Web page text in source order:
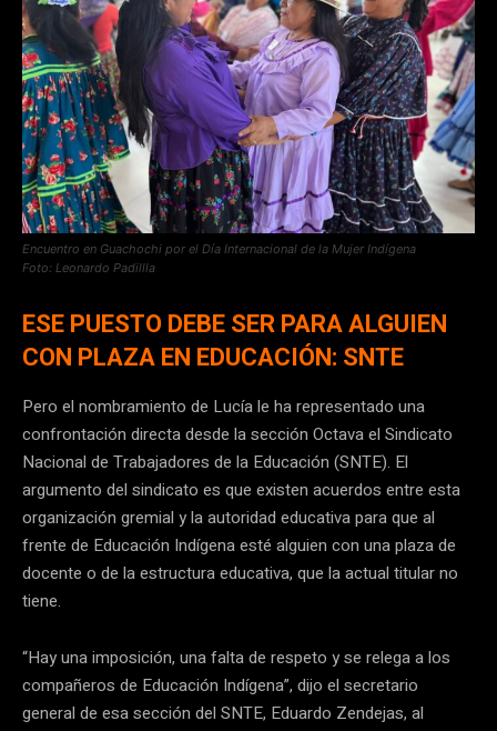
Encuentro en Guachochi por el Día Internacional de la Mujer Indígena
Foto: Leonardo Padillla
ESE PUESTO DEBE SER PARA ALGUIEN
CON PLAZA EN EDUCACIÓN: SNTE
Pero el nombramiento de Lucía le ha representado una
confrontación directa desde la sección Octava el Sindicato
Nacional de Trabajadores de la Educación (SNTE). El
argumento del sindicato es que existen acuerdos entre esta
organización gremial y la autoridad educativa para que al
frente de Educación Indígena esté alguien con una plaza de
docente o de la estructura educativa, que la actual titular no
tiene.
“Hay una imposición, una falta de respeto y se relega a los
compañeros de Educación Indígena”, dijo el secretario
general de esa sección del SNTE, Eduardo Zendejas, al